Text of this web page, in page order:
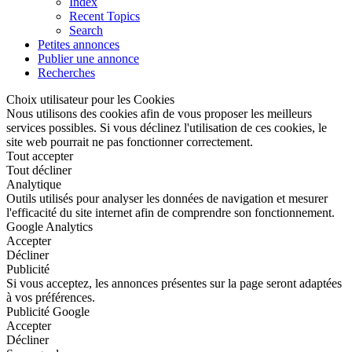
Recent Topics
Search
Petites annonces
Publier une annonce
Recherches
Choix utilisateur pour les Cookies
Nous utilisons des cookies afin de vous proposer les meilleurs
services possibles. Si vous déclinez l'utilisation de ces cookies, le
site web pourrait ne pas fonctionner correctement.
Tout accepter
Tout décliner
Analytique
Outils utilisés pour analyser les données de navigation et mesurer
l'efficacité du site internet afin de comprendre son fonctionnement.
Google Analytics
Accepter
Décliner
Publicité
Si vous acceptez, les annonces présentes sur la page seront adaptées
à vos préférences.
Publicité Google
Accepter
Décliner